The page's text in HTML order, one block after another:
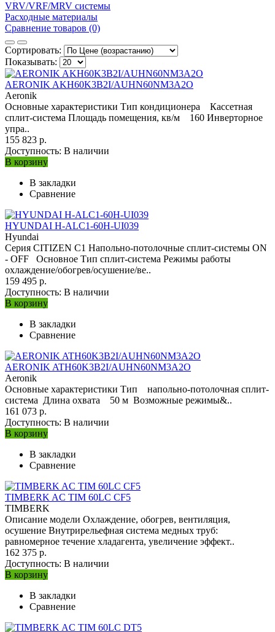
VRV/VRF/MRV системы
Расходные материалы
Сравнение товаров (0)
Сортировать:
Показывать:
AERONIK AKH60K3B2I/AUHN60NM3A2O
Aeronik
Основные характеристики Тип кондиционера Кассетная
сплит-система Площадь помещения, кв/м 160 Инверторное
упра..
155 823 р.
Доступность: В наличии
В корзину
В закладки
Сравнение
HYUNDAI H-ALC1-60H-UI039
Hyundai
Серия CITIZEN C1 Напольно-потолочные сплит-системы ON
- OFF Основное Тип сплит-система Режимы работы
охлаждение/обогрев/осушение/ве..
159 495 р.
Доступность: В наличии
В корзину
В закладки
Сравнение
AERONIK ATH60K3B2I/AUHN60NM3A2O
Aeronik
Основные характеристики Тип напольно-потолочная сплит-
система Длина охвата 50 м Возможные режимы&..
161 073 р.
Доступность: В наличии
В корзину
В закладки
Сравнение
TIMBERK AC TIM 60LC CF5
TIMBERK
Описание модели Охлаждение, обогрев, вентиляция,
осушение Внутрирельефная система медных труб:
равномерное течение хладагента, увеличение эффект..
162 375 р.
Доступность: В наличии
В корзину
В закладки
Сравнение